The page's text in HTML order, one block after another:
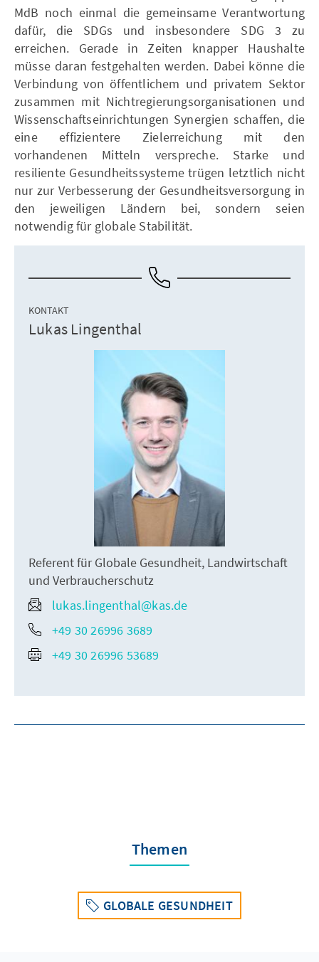
MdB noch einmal die gemeinsame Verantwortung
dafür, die SDGs und insbesondere SDG 3 zu
erreichen. Gerade in Zeiten knapper Haushalte
müsse daran festgehalten werden. Dabei könne die
Verbindung von öffentlichem und privatem Sektor
zusammen mit Nichtregierungsorganisationen und
Wissenschaftseinrichtungen Synergien schaffen, die
eine effizientere Zielerreichung mit den
vorhandenen Mitteln verspreche. Starke und
resiliente Gesundheitssysteme trügen letztlich nicht
nur zur Verbesserung der Gesundheitsversorgung in
den jeweiligen Ländern bei, sondern seien
notwendig für globale Stabilität.
KONTAKT
Lukas Lingenthal
Referent für Globale Gesundheit, Landwirtschaft
und Verbraucherschutz
lukas.lingenthal@kas.de
+49 30 26996 3689
+49 30 26996 53689
Themen
GLOBALE GESUNDHEIT